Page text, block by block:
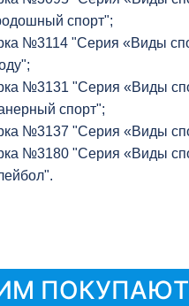
спорт";
№3114 "Серия «Виды
";
№3131 "Серия «Виды
спорт";
№3137 "Серия «Виды
№3180 "Серия «Виды
".
ПОКУПАЮТ